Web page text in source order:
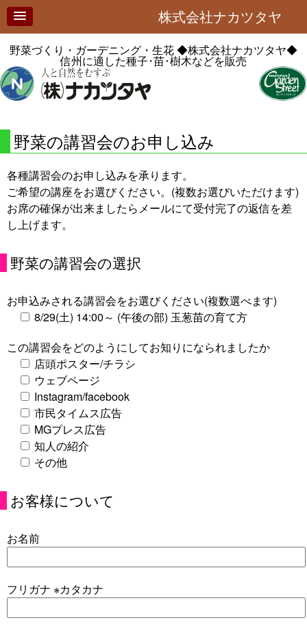
株式会社ナカツタヤ
野菜づくり・ガーデニング・生花◆株式会社ナカツタヤ◆
信州に適した種子･苗･樹木などを販売
野菜の講習会のお申し込み
各種講習会のお申し込みを承ります。
ご希望の講座をお選びください。(複数お選びいただけます)
お席の確保が出来ましたらメールにて受付完了の返信を差
し上げます。
野菜の講習会の選択
お申込みされる講習会をお選びください(複数選べます)
8/29(土) 14:00～ (午後の部) 玉葱苗の育て方
この講習会をどのようにしてお知りになられましたか
店頭ポスター/チラシ
ウェブページ
Instagram/facebook
市民タイムス広告
MGプレス広告
知人の紹介
その他
お客様について
お名前
フリガナ ※カタカナ